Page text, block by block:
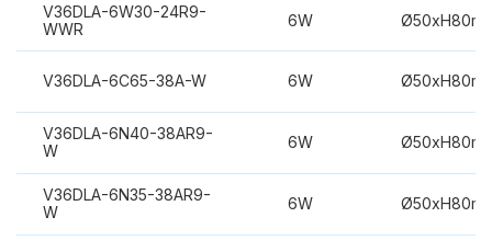
V36DLA-6W30-24R9-
WWR
6W
V36DLA-6C65-38A-W 6W
V36DLA-6N40-38AR9-
W
6W
V36DLA-6N35-38AR9-
W
6W